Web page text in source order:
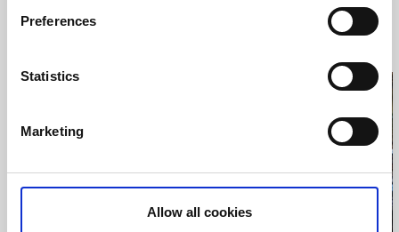
Preferences
Statistics
Marketing
Allow all cookies
KOMMANDE EVENEMANG